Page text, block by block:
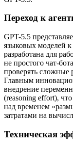
Переход к
GPT-5.5
языковых моделей к
разработана для
не простого чат-
проверять сложные
Главным
внедрение
(reasoning effort),
над временем
затратами на
Техническая